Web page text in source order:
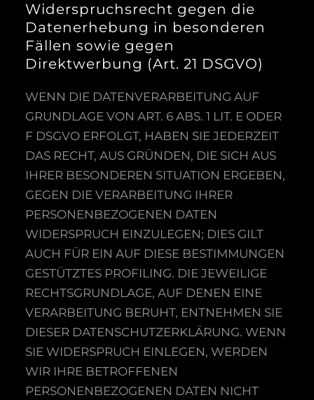
Widerspruchsrecht gegen die
Datenerhebung in besonderen
Fällen sowie gegen
Direktwerbung (Art. 21 DSGVO)
WENN DIE DATENVERARBEITUNG AUF
GRUNDLAGE VON ART. 6 ABS. 1 LIT. E ODER
F DSGVO ERFOLGT, HABEN SIE JEDERZEIT
DAS RECHT, AUS GRÜNDEN, DIE SICH AUS
IHRER BESONDEREN SITUATION ERGEBEN,
GEGEN DIE VERARBEITUNG IHRER
PERSONENBEZOGENEN DATEN
WIDERSPRUCH EINZULEGEN; DIES GILT
AUCH FÜR EIN AUF DIESE BESTIMMUNGEN
GESTÜTZTES PROFILING. DIE JEWEILIGE
RECHTSGRUNDLAGE, AUF DENEN EINE
VERARBEITUNG BERUHT, ENTNEHMEN SIE
DIESER DATENSCHUTZERKLÄRUNG. WENN
SIE WIDERSPRUCH EINLEGEN, WERDEN
WIR IHRE BETROFFENEN
PERSONENBEZOGENEN DATEN NICHT